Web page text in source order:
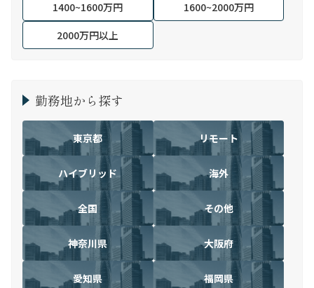
1400~1600万円
1600~2000万円
2000万円以上
勤務地から探す
東京都 リモート
ハイブリッド 海外
全国 その他
神奈川県 大阪府
愛知県 福岡県